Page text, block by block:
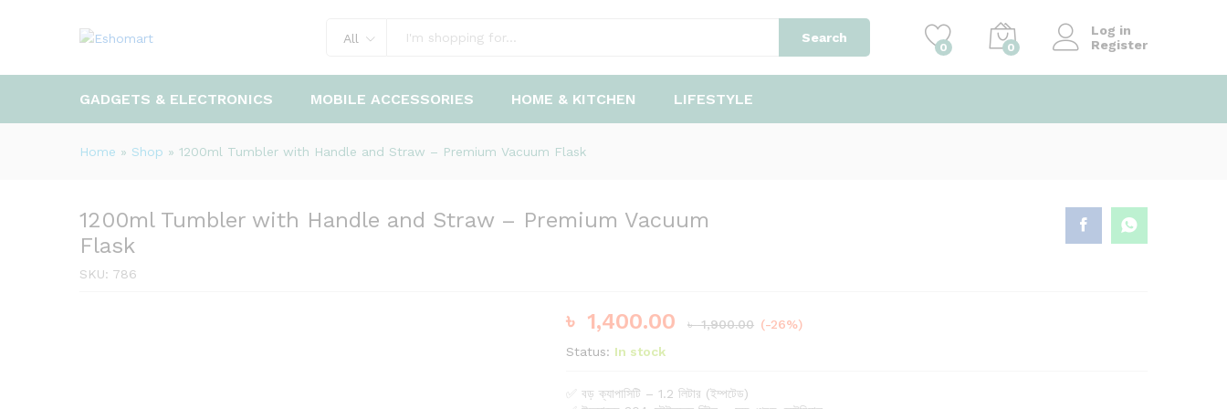
All Search
0 0
Log in
Register
GADGETS & ELECTRONICS MOBILE ACCESSORIES HOME & KITCHEN LIFESTYLE
Home » Shop » 1200ml Tumbler with Handle and Straw – Premium Vacuum Flask
1200ml Tumbler with Handle and Straw – Premium Vacuum
Flask
SKU: 786
৳ 1,400.00 ৳1,900.00 (-26%)
Status: In stock
✅ বড় ক্যাপাসিটি – 1.2 লিটার (ইম্পটেড)
1200ml Tumbler with Handle and Straw - Premium Vacuum Flask
Description
1,900.00